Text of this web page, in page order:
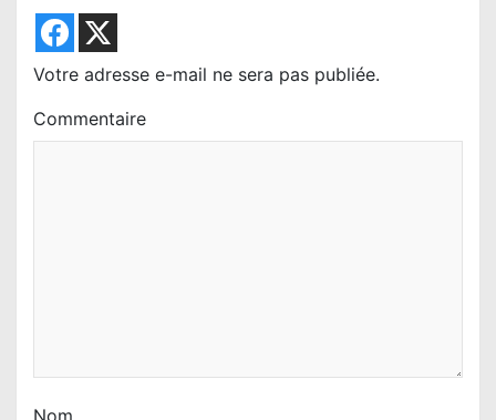
Votre adresse e-mail ne sera pas publiée.
Commentaire